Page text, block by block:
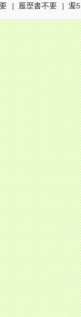
履歴書不要 週